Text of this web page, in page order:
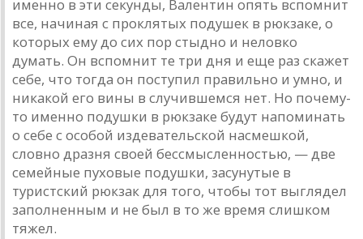
именно в эти секунды, Валентин опять вспомнит
все, начиная с проклятых подушек в рюкзаке, о
которых ему до сих пор стыдно и неловко
думать. Он вспомнит те три дня и еще раз скажет
себе, что тогда он поступил правильно и умно, и
никакой его вины в случившемся нет. Но почему-
то именно подушки в рюкзаке будут напоминать
о себе с особой издевательской насмешкой,
словно дразня своей бессмысленностью, — две
семейные пуховые подушки, засунутые в
туристский рюкзак для того, чтобы тот выглядел
заполненным и не был в то же время слишком
тяжел.